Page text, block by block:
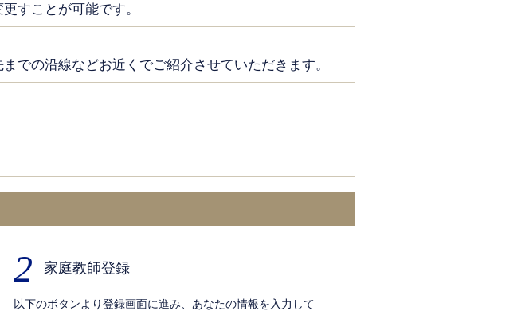
すことが可能です。
での沿線などお近くでご紹介させていただきます。
2 家庭教師登録
以下のボタンより登録画面に進み、あなたの情報を入力して